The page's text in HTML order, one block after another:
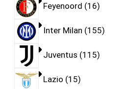
Feyenoord 16
Inter Milan 155
Juventus 115
Lazio 15